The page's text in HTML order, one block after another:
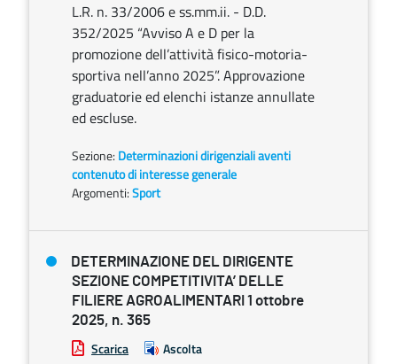
L.R. n. 33/2006 e ss.mm.ii. - D.D.
352/2025 “Avviso A e D per la
promozione dell’attività fisico-motoria-
sportiva nell’anno 2025”. Approvazione
graduatorie ed elenchi istanze annullate
ed escluse.
Sezione: Determinazioni dirigenziali aventi
contenuto di interesse generale
Argomenti:Sport
DETERMINAZIONE DEL DIRIGENTE
SEZIONE COMPETITIVITA’ DELLE
FILIERE AGROALIMENTARI 1 ottobre
2025, n. 365
Scarica Ascolta